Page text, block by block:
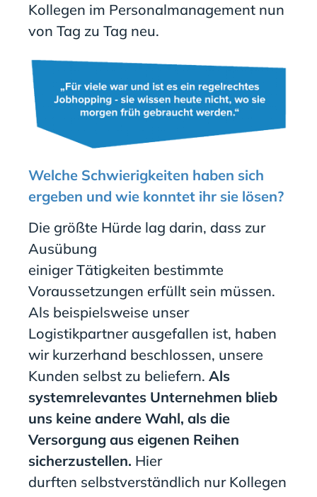
Kollegen im Personalmanagement nun
von Tag zu Tag neu.
Welche Schwierigkeiten haben sich
ergeben und wie konntet ihr sie lösen?
Die größte Hürde lag darin, dass zur
Ausübung
einigerTätigkeiten bestimmte
Voraussetzungen erfüllt sein müssen.
Als beispielsweise unser
Logistikpartner ausgefallen ist, haben
wir kurzerhand beschlossen, unsere
Kunden selbst zu beliefern. Als
systemrelevantes Unternehmen blieb
uns keine andere Wahl, als die
Versorgung aus eigenen Reihen
sicherzustellen. Hier
durften selbstverständlich nur Kollegen